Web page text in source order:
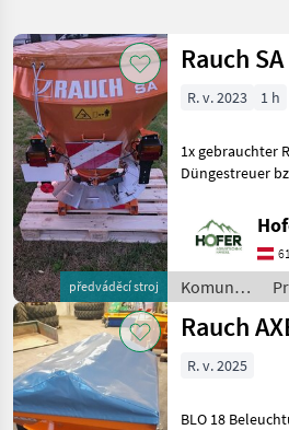
Kategorie 4 Země
AKTUÁLNÍ
CESTA
komunálna
technika
Komunalne
Stroje
Snehove
Drapaky A
Snehove
Frezy
Rauch
VYBRAT
KATEGORII
Obnovit
Zobrazit
15
výsledků
předváděcí stroj
Rauch
R. v. 2023 1 h
1x gebrauchter
Düngestreuer
Aufnahme -
Gelenkwelle -
Salzgitter -
Beleuchtung
Komunálne
stroje /
Rauch
Rauch
R. v. 2025
BLO 18